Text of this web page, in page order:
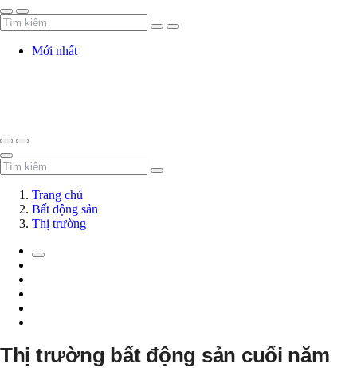
Mới nhất
Trang chủ
Bất động sản
Thị trường
Thị trường bất động sản cuối năm